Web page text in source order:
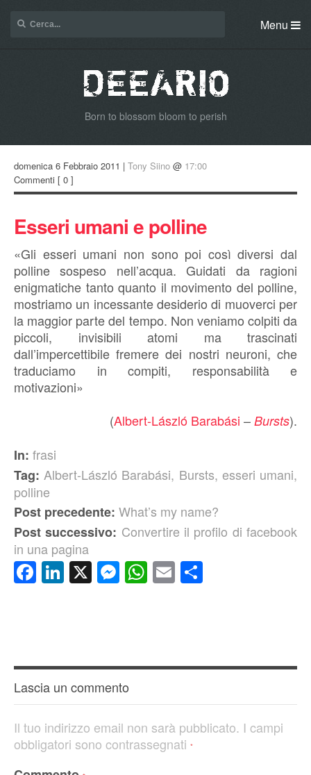
Menu
Born to blossom bloom to perish
domenica 6 Febbraio 2011 | Tony Siino @ 17:00
Commenti [ 0 ]
Esseri umani e polline
«Gli esseri umani non sono poi così diversi dal
polline sospeso nell’acqua. Guidati da ragioni
enigmatiche tanto quanto il movimento del polline,
mostriamo un incessante desiderio di muoverci per
la maggior parte del tempo. Non veniamo colpiti da
piccoli, invisibili atomi ma trascinati
dall’impercettibile fremere dei nostri neuroni, che
traduciamo in compiti, responsabilità e
motivazioni»
(Albert-László Barabási – Bursts).
In: frasi
Tag: Albert-László Barabási, Bursts, esseri umani,
polline
Post precedente: What’s my name?
Post successivo: Convertire il profilo di facebook
in una pagina
Facebook
LinkedIn
X Messenger
WhatsApp
Email
Lascia un commento
Il tuo indirizzo email non sarà pubblicato. I campi
obbligatori sono contrassegnati *